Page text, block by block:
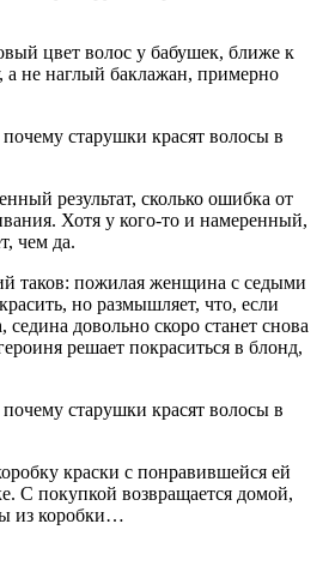
цвет волос у бабушек, ближе к
а не наглый баклажан, примерно
результат, сколько ошибка от
Хотя у кого-то и намеренный,
чем да.
таков: пожилая женщина с седыми
но размышляет, что, если
седина довольно скоро станет снова
решает покраситься в блонд,
краски с понравившейся ей
С покупкой возвращается домой,
из коробки…